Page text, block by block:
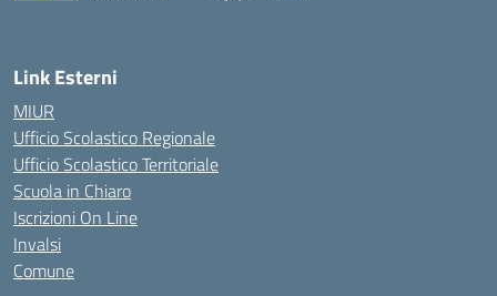
Link Esterni
MIUR
Ufficio Scolastico Regionale
Ufficio Scolastico Territoriale
Scuola in Chiaro
Iscrizioni On Line
Invalsi
Comune